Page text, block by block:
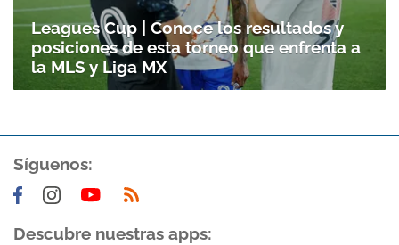
Leagues Cup | Conoce los resultados y
posiciones de esta torneo que enfrenta a
la MLS y Liga MX
Síguenos:
Descubre nuestras apps: